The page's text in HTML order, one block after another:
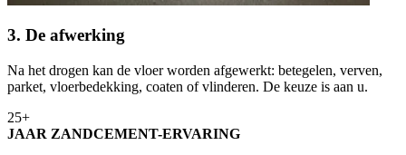
3. De afwerking
Na het drogen kan de vloer worden afgewerkt: betegelen, verven,
parket, vloerbedekking, coaten of vlinderen. De keuze is aan u.
25+
JAAR ZANDCEMENT-ERVARING